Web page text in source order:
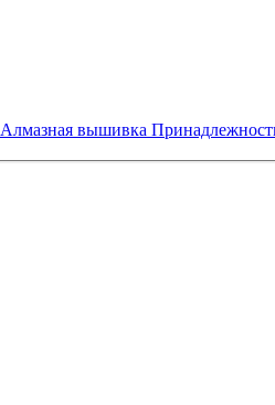
Алмазная вышивка